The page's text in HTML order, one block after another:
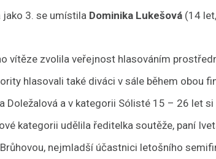
jako 3. se umístila Dominika Lukešová (14
vítěze zvolila veřejnost hlasováním
hlasovali také diváci v sále během obou
Doležalová a v kategorii Sólisté 15 – 26 let
kategorii udělila ředitelka soutěže, paní
nejmladší účastnici letošního